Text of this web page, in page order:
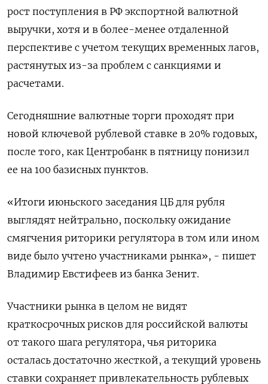
рост поступления в РФ экспортной валютной
выручки, хотя и в более-менее отдаленной
перспективе с учетом текущих временных лагов,
растянутых из-за проблем с санкциями и
расчетами.
Сегодняшние валютные торги проходят при
новой ключевой рублевой ставке в 20% годовых,
после того, как Центробанк в пятницу понизил
ее на 100 базисных пунктов.
«Итоги июньского заседания ЦБ для рубля
выглядят нейтрально, поскольку ожидание
смягчения риторики регулятора в том или ином
виде было учтено участниками рынка», - пишет
Владимир Евстифеев из банка Зенит.
Участники рынка в целом не видят
краткосрочных рисков для российской валюты
от такого шага регулятора, чья риторика
осталась достаточно жесткой, а текущий уровень
ставки сохраняет привлекательность рублевых